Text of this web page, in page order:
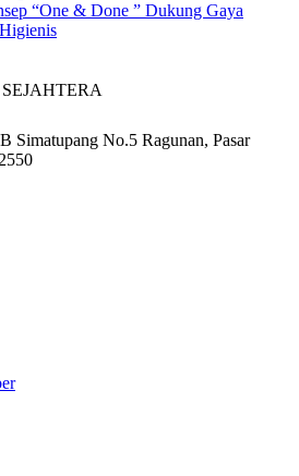
“One & Done ” Dukung Gaya
Simatupang No.5 Ragunan, Pasar